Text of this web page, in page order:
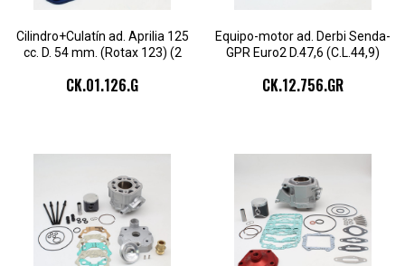
Cilindro+Culatín ad. Aprilia 125
cc. D. 54 mm. (Rotax 123) (2
CK.01.126.G
Equipo-motor ad. Derbi Senda-
GPR Euro2 D.47,6 (C.L.44,9)
CK.12.756.GR